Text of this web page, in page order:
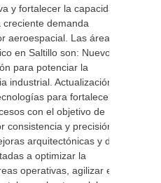
y fortalecer la capacidad
demanda
aeroespacial. Las áreas
en Saltillo son: Nuevos
para potenciar la
industrial. Actualización
para fortalecer
con el objetivo de
consistencia y precisión
arquitectónicas y de
a optimizar la
operativas, agilizar el